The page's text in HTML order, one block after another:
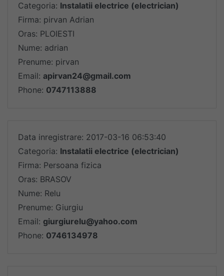
Categoria: Instalatii electrice (electrician)
Firma: pirvan Adrian
Oras: PLOIESTI
Nume: adrian
Prenume: pirvan
Email: apirvan24@gmail.com
Phone: 0747113888
Data inregistrare: 2017-03-16 06:53:40
Categoria: Instalatii electrice (electrician)
Firma: Persoana fizica
Oras: BRASOV
Nume: Relu
Prenume: Giurgiu
Email: giurgiurelu@yahoo.com
Phone: 0746134978